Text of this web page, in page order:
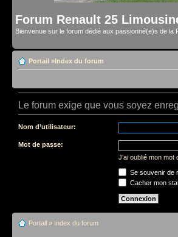
Forum Renault 25
Bienvenue sur le forum dédié aux passionné(e)s de la
Portail »Index du forum
Le forum exige que vous soyez
Nom d’utilisateur:
Mot de passe:
J’ai oublié mon mot
Se souvenir de
Cacher mon
Portail » Index du forum